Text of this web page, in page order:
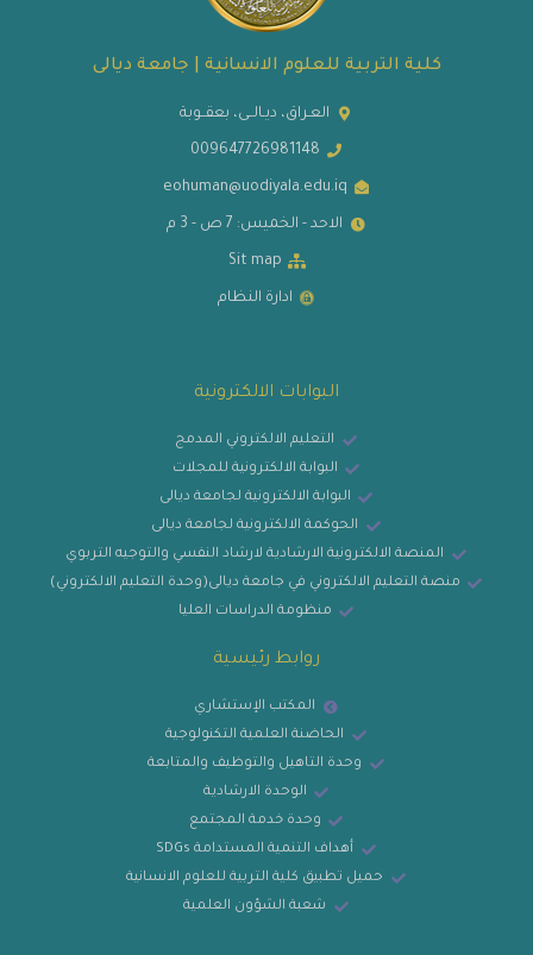
كلية التربية للعلوم الانسانية | جامعة ديالى
العـراق، ديـالــى، بعقــوبة
009647726981148
eohuman@uodiyala.edu.iq
الاحد - الخميس: 7 ص - 3 م
Sit map
ادارة النظام
البوابات الالكترونية
التعليم الالكتروني المدمج
البوابة الالكترونية للمجلات
البوابة الالكترونية لجامعة ديالى
الحوكمة الالكترونية لجامعة ديالى
المنصة الالكترونية الارشادية لارشاد النفسي والتوجيه التربوي
منصة التعليم الالكتروني في جامعة ديالى(وحدة التعليم الالكتروني)
منظومة الدراسات العليا
روابط رئيسية
المكتب الإستشاري
الحاضنة العلمية التكنولوجية
وحدة التاهيل والتوظيف والمتابعة
الوحدة الارشادية
وحدة خدمة المجتمع
أهداف التنمية المستدامة SDGs
حميل تطبيق كلية التربية للعلوم الانسانية
شعبة الشؤون العلمية